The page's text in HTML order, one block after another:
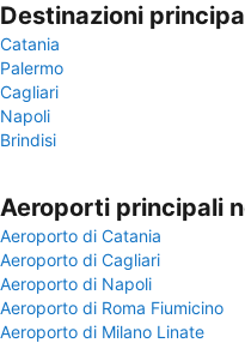
Destinazioni
Catania
Palermo
Cagliari
Napoli
Brindisi
Aeroporti principali
Aeroporto di Catania
Aeroporto di Cagliari
Aeroporto di Napoli
Aeroporto di Roma Fiumicino
Aeroporto di Milano Linate